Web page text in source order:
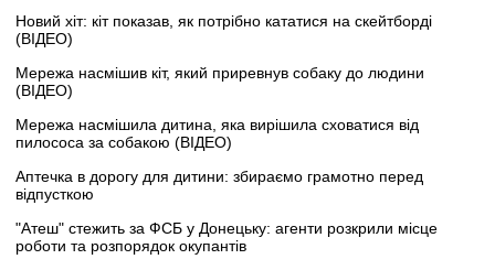
Новий хіт: кіт показав, як потрібно кататися на скейтборді
(ВІДЕО)
Мережа насмішив кіт, який приревнув собаку до людини
(ВІДЕО)
Мережа насмішила дитина, яка вирішила сховатися від
пилососа за собакою (ВІДЕО)
Аптечка в дорогу для дитини: збираємо грамотно перед
відпусткою
"Атеш" стежить за ФСБ у Донецьку: агенти розкрили місце
роботи та розпорядок окупантів